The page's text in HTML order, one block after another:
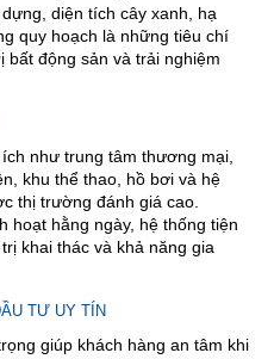
diện tích cây xanh, hạ
quy hoạch là những tiêu chí
bất động sản và trải nghiệm
như trung tâm thương mại,
khu thể thao, hồ bơi và hệ
thị trường đánh giá cao.
hoạt hằng ngày, hệ thống tiện
khai thác và khả năng gia
TƯ UY TÍN
giúp khách hàng an tâm khi